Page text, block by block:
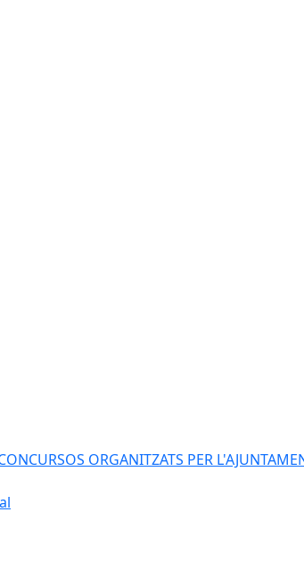
ORGANITZATS PER